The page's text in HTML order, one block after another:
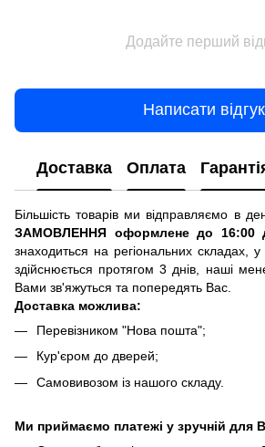
Додайте перший
Написати відгук
Доставка Оплата
Більшість товарів ми відправляємо в
ЗАМОВЛЕННЯ оформлене до 16:00
знаходиться на регіональних складах, у
здійснюється протягом 3 днів, наші
Вами зв'яжуться та попередять Вас.
Доставка можлива:
Перевізником "Нова пошта";
Кур'єром до дверей;
Самовивозом із нашого складу.
Ми приймаємо платежі у зручній для